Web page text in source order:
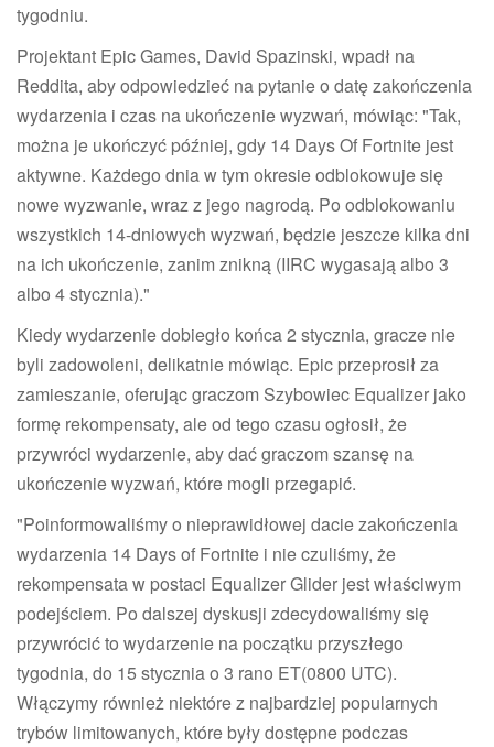
tygodniu.
Projektant Epic Games, David Spazinski, wpadł na
Reddita, aby odpowiedzieć na pytanie o datę zakończenia
wydarzenia i czas na ukończenie wyzwań, mówiąc: "Tak,
można je ukończyć później, gdy 14 Days Of Fortnite jest
aktywne. Każdego dnia w tym okresie odblokowuje się
nowe wyzwanie, wraz z jego nagrodą. Po odblokowaniu
wszystkich 14-dniowych wyzwań, będzie jeszcze kilka dni
na ich ukończenie, zanim znikną (IIRC wygasają albo 3
albo 4 stycznia)."
Kiedy wydarzenie dobiegło końca 2 stycznia, gracze nie
byli zadowoleni, delikatnie mówiąc. Epic przeprosił za
zamieszanie, oferując graczom Szybowiec Equalizer jako
formę rekompensaty, ale od tego czasu ogłosił, że
przywróci wydarzenie, aby dać graczom szansę na
ukończenie wyzwań, które mogli przegapić.
"Poinformowaliśmy o nieprawidłowej dacie zakończenia
wydarzenia 14 Days of Fortnite i nie czuliśmy, że
rekompensata w postaci Equalizer Glider jest właściwym
podejściem. Po dalszej dyskusji zdecydowaliśmy się
przywrócić to wydarzenie na początku przyszłego
tygodnia, do 15 stycznia o 3 rano ET(0800 UTC).
Włączymy również niektóre z najbardziej popularnych
trybów limitowanych, które były dostępne podczas